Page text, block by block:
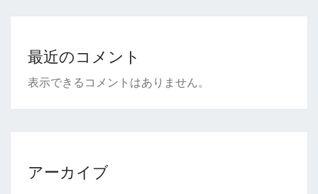
最近のコメント
表示できるコメントはありません。
アーカイブ